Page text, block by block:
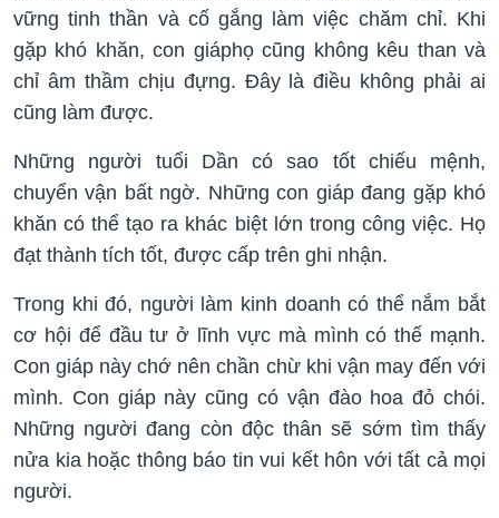
vững tinh thần và cố gắng làm việc chăm chỉ. Khi
gặp khó khăn, con giáphọ cũng không kêu than và
chỉ âm thầm chịu đựng. Đây là điều không phải ai
cũng làm được.
Những người tuổi Dần có sao tốt chiếu mệnh,
chuyển vận bất ngờ. Những con giáp đang gặp khó
khăn có thể tạo ra khác biệt lớn trong công việc. Họ
đạt thành tích tốt, được cấp trên ghi nhận.
Trong khi đó, người làm kinh doanh có thể nắm bắt
cơ hội để đầu tư ở lĩnh vực mà mình có thế mạnh.
Con giáp này chớ nên chần chừ khi vận may đến với
mình. Con giáp này cũng có vận đào hoa đỏ chói.
Những người đang còn độc thân sẽ sớm tìm thấy
nửa kia hoặc thông báo tin vui kết hôn với tất cả mọi
người.